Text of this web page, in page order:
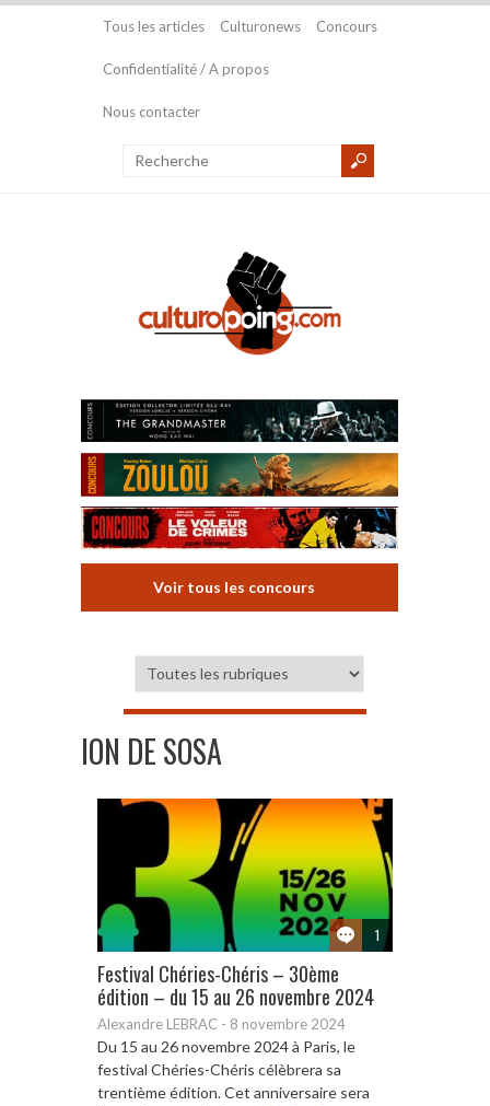
Tous les articles Culturonews Concours
Confidentialité / A propos
Nous contacter
Voir tous les concours
ION DE SOSA
1
Festival Chéries-Chéris – 30ème
édition – du 15 au 26 novembre 2024
Alexandre LEBRAC - 8 novembre 2024
Du 15 au 26 novembre 2024 à Paris, le
festival Chéries-Chéris célèbrera sa
trentième édition. Cet anniversaire sera